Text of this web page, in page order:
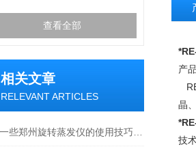
查看全部
相关文章
RELEVANT ARTICLES
产
晶
技